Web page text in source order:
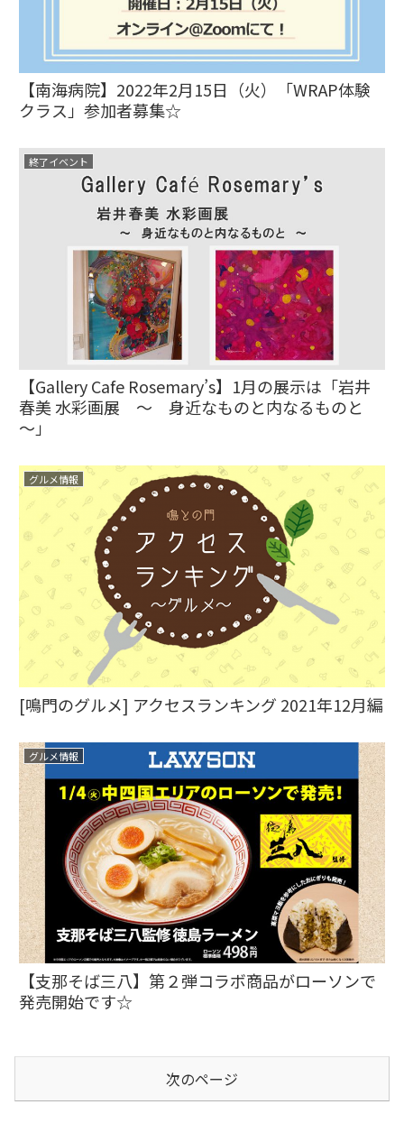
【南海病院】2022年2月15日（火）「WRAP体験
クラス」参加者募集☆
【Gallery Cafe Rosemary’s】1月の展示は「岩井
春美 水彩画展 ～ 身近なものと内なるものと
～」
終了イベント
[鳴門のグルメ] アクセスランキング 2021年12月編
グルメ情報
【支那そば三八】第２弾コラボ商品がローソンで
発売開始です☆
グルメ情報
次のページ